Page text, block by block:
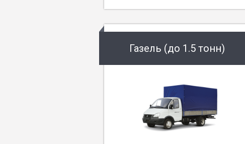
Газель (до 1.5 тонн)